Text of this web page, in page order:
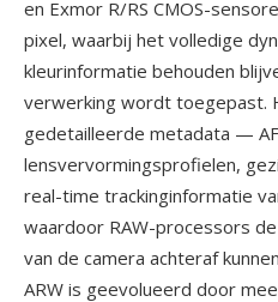
en Exmor R/RS CMOS-
pixel, waarbij het volledige
kleurinformatie behouden
verwerking wordt toegepast.
gedetailleerde metadata —
lensvervormingsprofielen,
real-time trackinginformatie
waardoor RAW-processors
van de camera achteraf
ARW is geevolueerd door